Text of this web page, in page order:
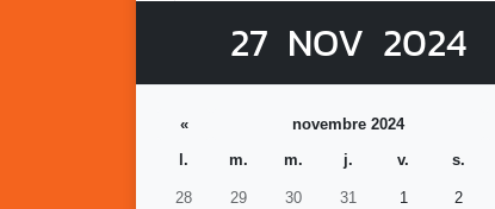
27 NOV 2024
« novembre 2024
l.
m. m. j. v. s.
28 29 30 31 1 2